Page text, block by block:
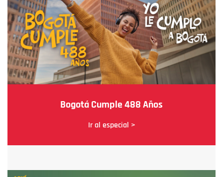
Bogotá Cumple 488 Años
Ir al especial >